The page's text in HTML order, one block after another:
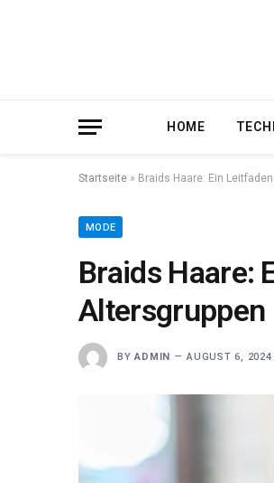
HOME
Startseite » Braids Haare: Ein
MODE
Braids Haare:
Altersgruppen
BY ADMIN AUGUST 6, 2024